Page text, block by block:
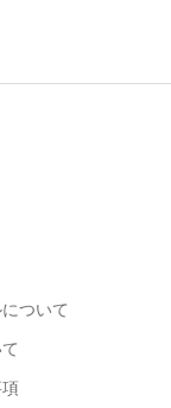
ついて